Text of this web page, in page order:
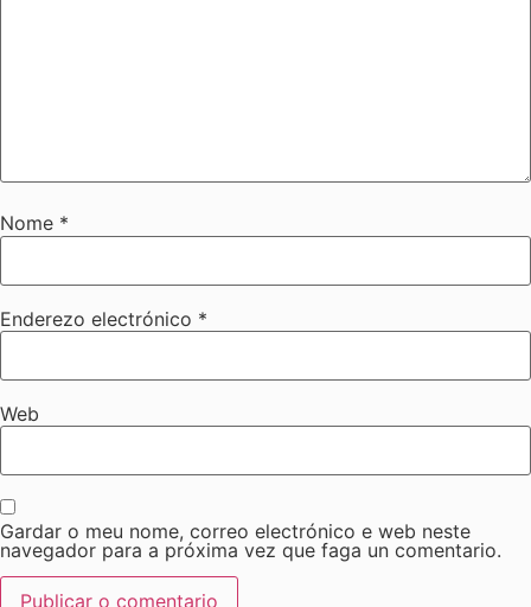
Nome *
Enderezo electrónico *
Web
Gardar o meu nome, correo electrónico e web neste
navegador para a próxima vez que faga un comentario.